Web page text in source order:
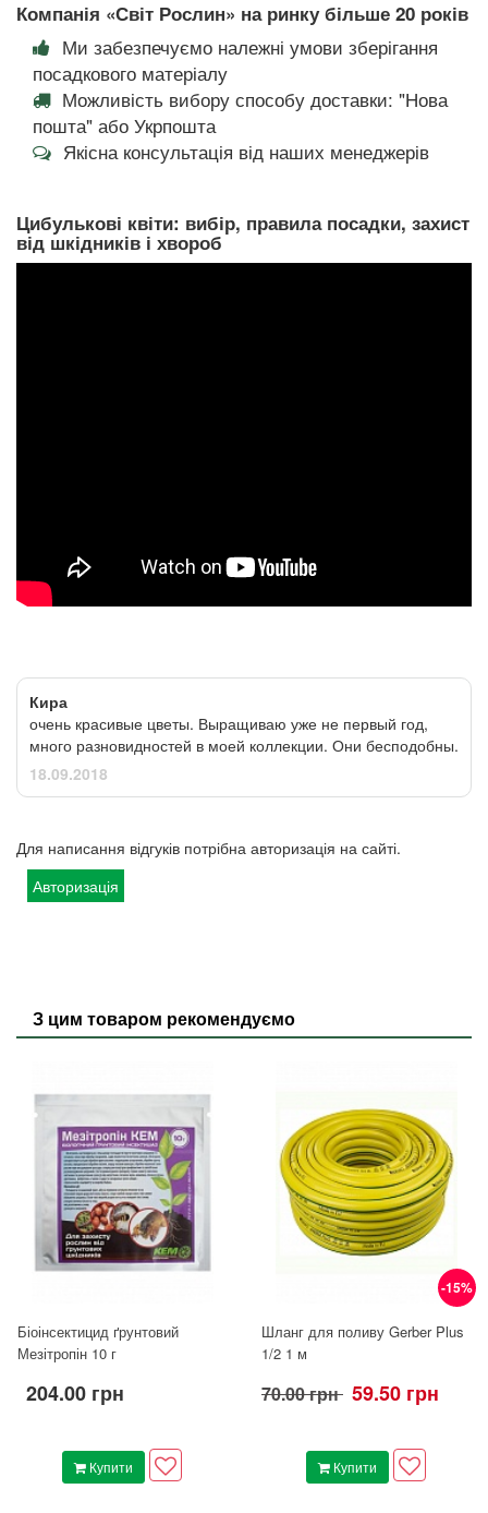
Компанія «Світ Рослин» на ринку більше 20 років
Ми забезпечуємо належні умови зберігання
посадкового матеріалу
Можливість вибору способу доставки: "Нова
пошта" або Укрпошта
Якісна консультація від наших менеджерів
Цибулькові квіти: вибір, правила посадки, захист
від шкідників і хвороб
Кира
очень красивые цветы. Выращиваю уже не первый год,
много разновидностей в моей коллекции. Они бесподобны.
18.09.2018
Для написання відгуків потрібна авторизація на сайті.
Авторизація
З цим товаром рекомендуємо
Біоінсектицид ґрунтовий
Мезітропін 10 г
204.00 грн
Купити
-15%
Шланг для поливу Gerber Plus
1/2 1 м
70.00 грн 59.50 грн
Купити